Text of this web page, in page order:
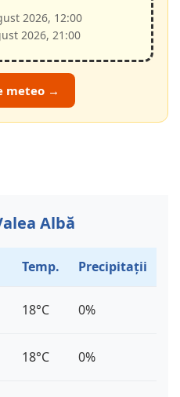
2026, 12:00
2026, 21:00
meteo →
Albă
Temp. Precipitații
18°C 0%
18°C 0%